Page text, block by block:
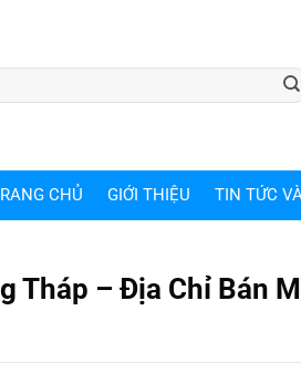
CHỦ GIỚI THIỆU TIN TỨC
Tháp – Địa Chỉ Bán